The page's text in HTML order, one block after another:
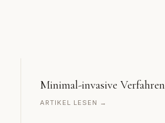
Minimal-invasive Verfahren
ARTIKEL LESEN →